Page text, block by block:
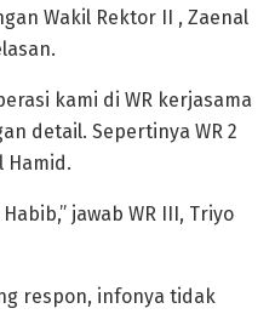
Wakil Rektor II , Zaenal
kami di WR kerjasama
detail. Sepertinya WR 2
Hamid.
jawab WR III, Triyo
respon, infonya tidak